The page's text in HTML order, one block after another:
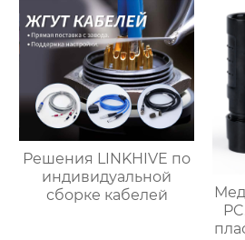
Решения LINKHIVE по
индивидуальной
сборке кабелей